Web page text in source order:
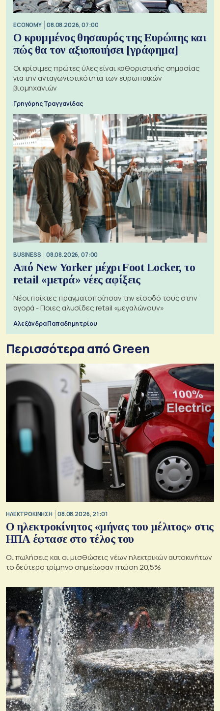
ECONOMY 08.08.2026, 07:00
Ο κρυμμένος θησαυρός της Ευρώπης και
πώς θα τον αξιοποιήσει [γράφημα]
Οι κρίσιμες πρώτες ύλες είναι καθοριστικής σημασίας
για την ανταγωνιστικότητα των ευρωπαϊκών
βιομηχανιών
Γρηγόρης Τραγγανίδας
BUSINESS 08.08.2026, 07:00
Από New Yorker μέχρι Foot Locker, το
retail «μετρά» νέες αφίξεις
Νέοι παίκτες πραγματοποίησαν την είσοδό τους στην
αγορά - Ποιες αλυσίδες retail «μεγαλώνουν»
Αλεξάνδρα Παπαδημητρίου
Περισσότερα από Green
ΗΛΕΚΤΡΟΚΙΝΗΣΗ 08.08.2026, 21:01
Ο ηλεκτροκίνητος «μήνας του μέλιτος» στις
ΗΠΑ έφτασε στο τέλος του
Οι πωλήσεις και οι μισθώσεις νέων ηλεκτρικών αυτοκινήτων
το δεύτερο τρίμηνο σημείωσαν πτώση 20,5%